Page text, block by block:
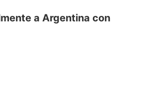
a Argentina con